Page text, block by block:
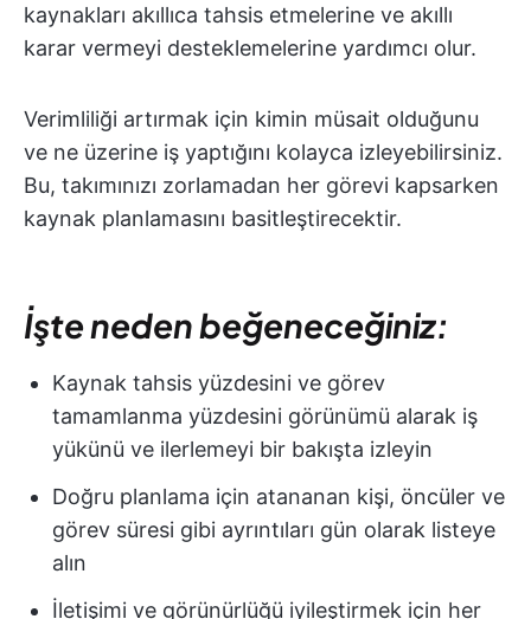
kaynakları akıllıca tahsis etmelerine ve akıllı
karar vermeyi desteklemelerine yardımcı olur.
Verimliliği artırmak için kimin müsait olduğunu
ve ne üzerine iş yaptığını kolayca izleyebilirsiniz.
Bu, takımınızı zorlamadan her görevi kapsarken
kaynak planlamasını basitleştirecektir.
İşte neden beğeneceğiniz:
Kaynak tahsis yüzdesini ve görev
tamamlanma yüzdesini görünümü alarak iş
yükünü ve ilerlemeyi bir bakışta izleyin
Doğru planlama için atananan kişi, öncüler ve
görev süresi gibi ayrıntıları gün olarak listeye
alın
İletişimi ve görünürlüğü iyileştirmek için her